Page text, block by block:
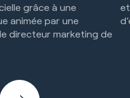
grâce à une
animée par une
directeur marketing de